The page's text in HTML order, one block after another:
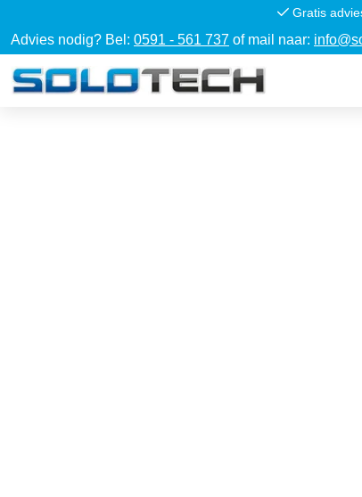
Gratis
Advies nodig? Bel: 0591 - 561 737 of mail naar: